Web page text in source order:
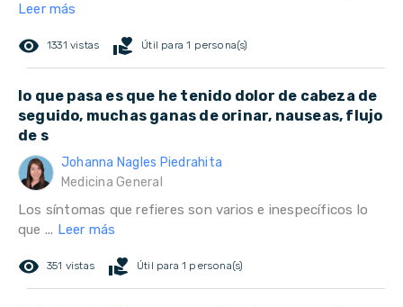
Leer más
remove_red_eye 1331 vistas volunteer_activism Útil para 1 persona(s)
lo que pasa es que he tenido dolor de cabeza de
seguido, muchas ganas de orinar, nauseas, flujo
de s
Johanna Nagles Piedrahita
Medicina General
Los síntomas que refieres son varios e inespecíficos lo
que ... Leer más
remove_red_eye 351 vistas volunteer_activism Útil para 1 persona(s)